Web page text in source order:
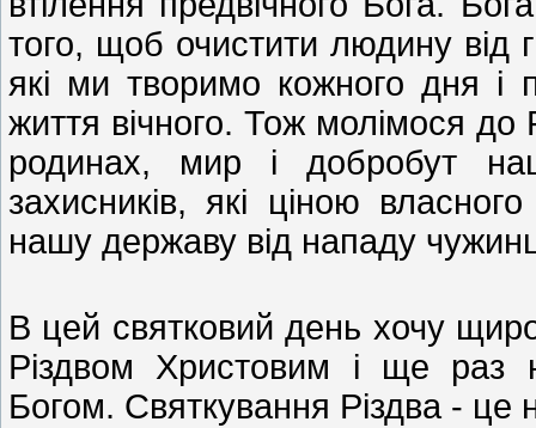
того, щоб очистити людину від
які ми творимо кожного дня і
життя вічного. Тож молімося
родинах, мир і добробут
захисників, які ціною
нашу державу від нападу
В цей святковий день хочу
Різдвом Христовим і ще раз
Богом. Святкування Різдва - це